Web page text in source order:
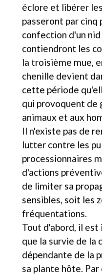
éclore et libérer
passeront par cinq
confection d'un
contiendront les
la troisième mue,
chenille devient
cette période
qui provoquent de
animaux et aux
Il n'existe pas de
lutter contre les
processionnaires
d'actions
de limiter sa
sensibles, soit les
fréquentations.
Tout d'abord, il
que la survie de la
dépendante de la
sa plante hôte.